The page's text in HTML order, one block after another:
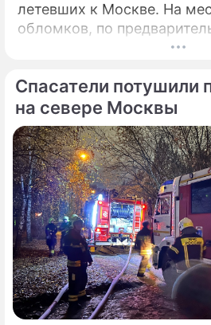
летевших к Москве. На
обломков, по
разрушений и
Спасатели потушили
на севере Москвы